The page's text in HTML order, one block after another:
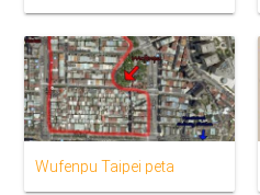
Wufenpu Taipei peta